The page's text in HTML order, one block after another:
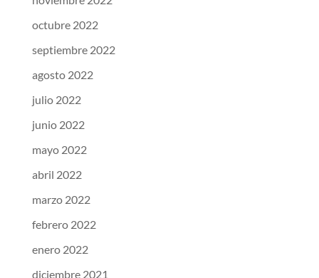
octubre 2022
septiembre 2022
agosto 2022
julio 2022
junio 2022
mayo 2022
abril 2022
marzo 2022
febrero 2022
enero 2022
diciembre 2021